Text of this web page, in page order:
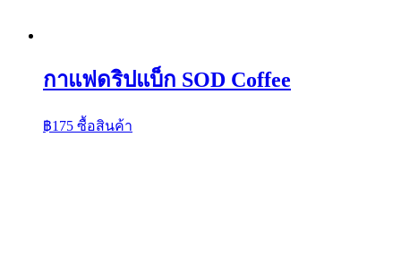
กาแฟดริปแบ็ก SOD Coffee
฿175 ซื้อสินค้า